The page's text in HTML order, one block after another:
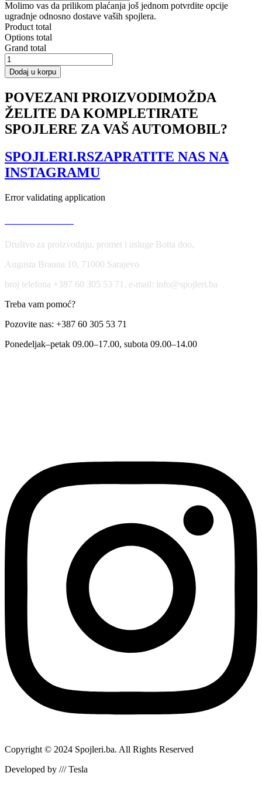
Molimo vas da prilikom plaćanja još jednom potvrdite opcije
ugradnje odnosno dostave vaših spojlera.
Product total
Options total
Grand total
REAR
VALANCE
Audi
Mk1
(8T)
Facelift
količina
Dodaj u korpu
POVEZANI PROIZVODIMOŽDA
ŽELITE DA KOMPLETIRATE
SPOJLERE ZA VAŠ AUTOMOBIL?
SPOJLERI.RSZAPRATITE NAS NA
INSTAGRAMU
Error validating application
Društvo za proizvodnju, promet i usluge Botta doo,
Augusta Brauna 10, 71000 Sarajevo
broj telefona +387 60 305 53 71, e-mail: info@spojleri.ba
Treba vam pomoć?
Pozovite nas: +387 60 305 53 71
Ponedeljak–petak 09.00–17.00, subota 09.00–14.00
Copyright © 2024 Spojleri.ba. All Rights Reserved
Developed by /// Tesla